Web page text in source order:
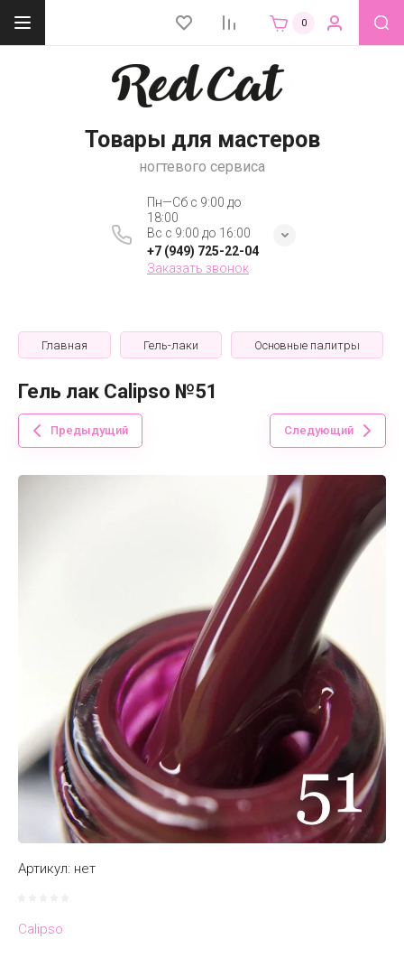
0
Товары для мастеров
ногтевого сервиса
Пн—Сб с 9:00 до
18:00
Вс с 9:00 до 16:00
+7 (949) 725-22-04
Заказать звонок
Главная Гель-лаки Основные палитры
Гель лак Calipso №51
Предыдущий Следующий
Артикул: нет
Calipso